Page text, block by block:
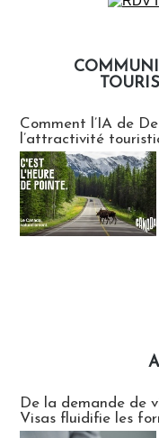
Comment l’IA de
l’attractivité
De la demande de
Visas fluidifie les